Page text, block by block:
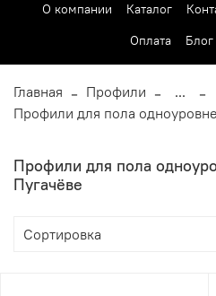
О компании Каталог
Оплата
Блог
Главная Профили
...
Профили для пола
Профили для пола
Пугачёве